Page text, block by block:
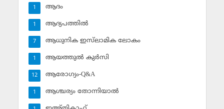
ആദം
1
ആദ്യപത്തില്‍
1
ആധുനിക ഇസ്‌ലാമിക ലോകം
7
ആയത്തുല്‍ കുര്‍സി
1
ആരോഗ്യം-Q&A
12
ആശ്ചര്യം തോന്നിയാല്‍
1